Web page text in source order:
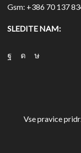
Gsm: +386 70 137
SLEDITE NAM:
Vse pravice